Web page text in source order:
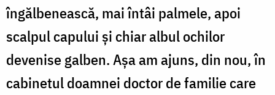
îngălbenească, mai întâi palmele, apoi
scalpul capului și chiar albul ochilor
devenise galben. Așa am ajuns, din nou, în
cabinetul doamnei doctor de familie care